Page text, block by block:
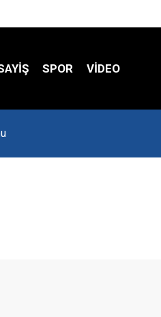
SPOR VIDEO
Yükseliyor